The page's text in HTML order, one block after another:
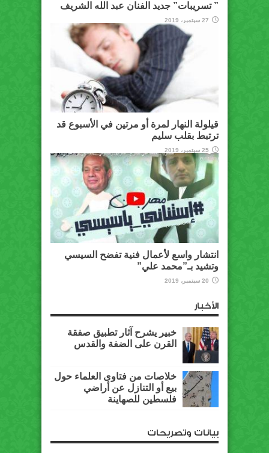
” تسريبات” جديد الفنان عبد الله الشريف
27 سبتمبر، 2019
قيلولة النهار لمرة أو مرتين في الأسبوع قد
ترتبط بقلب سليم
25 سبتمبر، 2019
انتشار واسع لأعمال فنية تفضح السيسي
وتشيد بـ”محمد علي”
20 سبتمبر، 2019
الأخبار
خبير يشرح آثار تطبيق صفقة
القرن على الضفة والقدس
خلاصات من فتاوى العلماء حول
بيع أو التنازل عن أراضي
فلسطين للصهاينة
بيانات وتصريحات